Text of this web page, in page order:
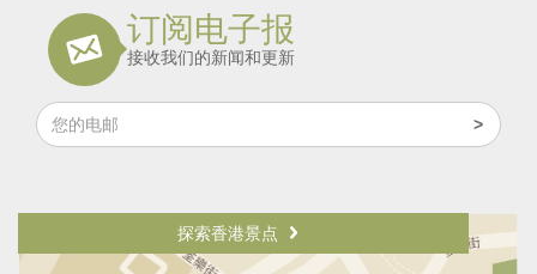
订阅电子报
接收我们的新闻和更新
探索香港景点